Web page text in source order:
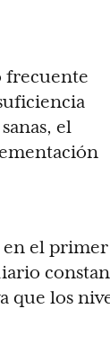
frecuente
el
el
que los